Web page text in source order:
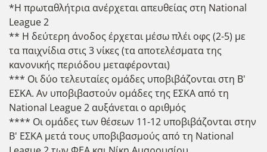
*Η πρωταθλήτρια ανέρχεται απευθείας στη National
League 2
** Η δεύτερη άνοδος έρχεται μέσω πλέι οφς (2-5) με
τα παιχνίδια στις 3 νίκες (τα αποτελέσματα της
κανονικής περιόδου μεταφέρονται)
*** Οι δύο τελευταίες ομάδες υποβιβάζονται στη Β'
ΕΣΚΑ. Αν υποβιβαστούν ομάδες της ΕΣΚΑ από τη
National League 2 αυξάνεται ο αριθμός
**** Οι ομάδες των θέσεων 11-12 υποβιβάζονται στην
Β' ΕΣΚΑ μετά τους υποβιβασμούς από τη National